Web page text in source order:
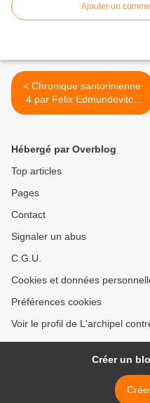
Ajouter un
< Chronique santorinienne
4 par Felix Edmundovitch
Dzerjinski : Une peu de
Hébergé par Overblog
Top articles
Pages
Contact
Signaler un abus
C.G.U.
Cookies et données
Préférences cookies
Voir le profil de L'archipel
Créer un